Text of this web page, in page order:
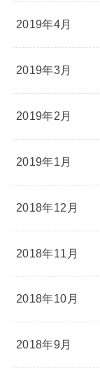
2019年4月
2019年3月
2019年2月
2019年1月
2018年12月
2018年11月
2018年10月
2018年9月